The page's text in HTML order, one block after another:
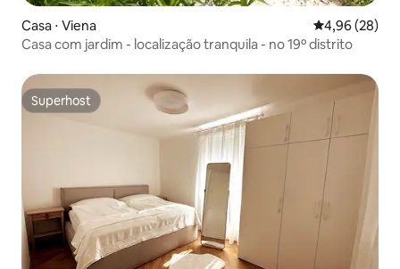
Casa ⋅ Viena 4,96 de uma
4,96 (28)
Casa com jardim - localização tranquila - no 19º distrito
Superhost
Superhost